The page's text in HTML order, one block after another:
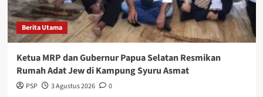
Berita Utama
Ketua MRP dan Gubernur Papua Selatan Resmikan
Rumah Adat Jew di Kampung Syuru Asmat
PSP 3 Agustus 2026 0